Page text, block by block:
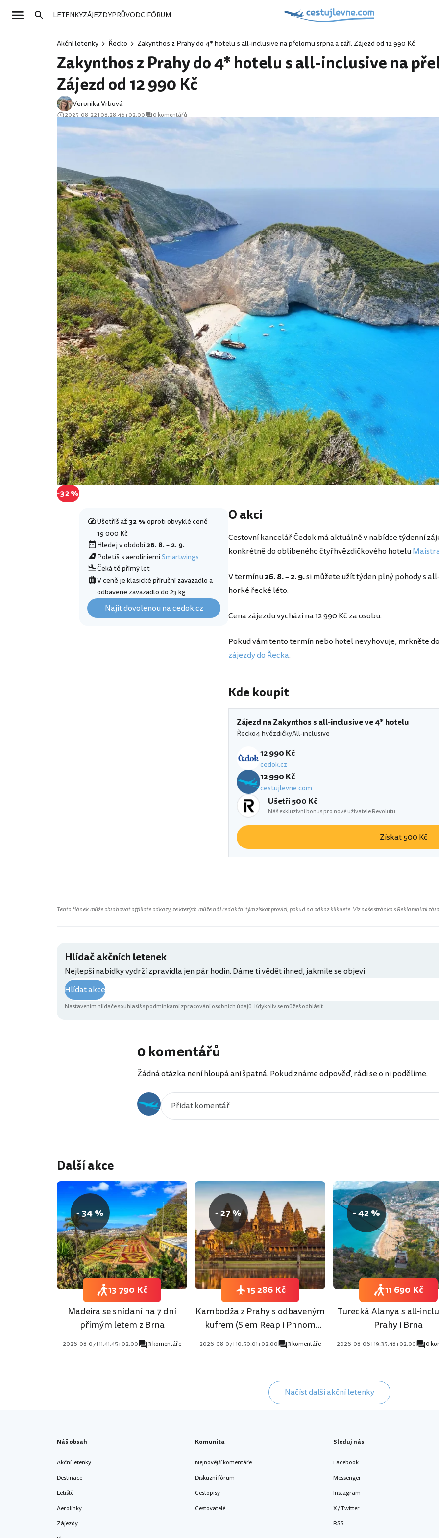
LETENKYZÁJEZDYPRŮVODCIFÓRUM
Akční letenky Řecko Zakynthos z Prahy do 4* hotelu s all-inclusive na přelomu srpna a září. Zájezd od 12 990 Kč
Zakynthos z Prahy do 4* hotelu s all-inclusive na
Zájezd od 12 990 Kč
Veronika Vrbová
2025-08-22T08:28:46+02:00 0 komentářů
-32 %
Ušetříš až32 %oproti obvyklé ceně
19 000 Kč
Hledej v období26. 8. – 2. 9.
Poletíš s aeroliniemiSmartwings
Čeká tě přímý let
V ceně je klasické příruční zavazadlo a
odbavené zavazadlo do 23 kg
Najít dovolenou na cedok.cz
O akci
Cestovní kancelář Čedok má aktuálně v nabídce týdenní
konkrétně do oblíbeného čtyřhvězdičkového hotelu
V termínu26. 8. – 2. 9.si můžete užít týden plný pohody s
horké řecké léto.
Cena zájezdu vychází na 12 990 Kč za osobu.
Pokud vám tento termín nebo hotel nevyhovuje, mrkněte
zájezdy do Řecka.
Kde koupit
Zájezd na Zakynthos s all-inclusive ve 4* hotelu
Řecko4 hvězdičkyAll-inclusive
12 990 Kč
cedok.cz
12 990 Kč
cestujlevne.com
Ušetři 500 Kč
Náš exkluzivní bonus pro nové uživatele Revolutu
Získat 500 Kč
Tento článek může obsahovat affiliate odkazy, ze kterých může náš redakční tým získat provizi, pokud na odkaz kliknete. Viz naše stránka sReklamními
Hlídač akčních letenek
Nejlepší nabídky vydrží zpravidla jen pár hodin. Dáme ti vědět ihned, jakmile se objeví
Hlídat akce
Nastavením hlídače souhlasíš spodmínkami zpracování osobních údajů. Kdykoliv se můžeš odhlásit.
0 komentářů
Žádná otázka není hloupá ani špatná. Pokud známe odpověď, rádi se o ni podělíme.
Další akce
- 34 %
Madeira se snídaní na 7 dní
přímým letem z Brna
2026-08-07T11:41:45+02:00 3 komentáře
13 790 Kč
- 27 %
Kambodža z Prahy s odbaveným
kufrem (Siem Reap i Phnom
2026-08-07T10:50:01+02:00 3 komentáře
15 286 Kč
- 42 %
Turecká Alanya s all-
Prahy i Brna
2026-08-06T19:35:48+02:00 0
11 690 Kč
Načíst další akční letenky
Náš obsah
Akční letenky
Destinace
Letiště
Aerolinky
Zájezdy
Komunita
Nejnovější komentáře
Diskuzní fórum
Cestopisy
Cestovatelé
Sleduj nás
Facebook
Messenger
Instagram
X / Twitter
RSS